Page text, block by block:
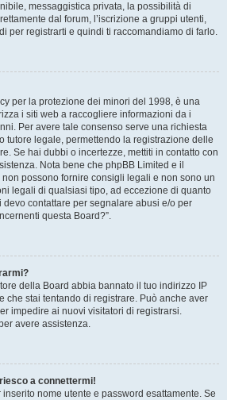
messaggistica privata, la possibilità di
dal forum, l’iscrizione a gruppi utenti,
per registrarti e quindi ti raccomandiamo di farlo.
per la protezione dei minori del 1998, è una
i siti web a raccogliere informazioni da i
Per avere tale consenso serve una richiesta
tutore legale, permettendo la registrazione delle
Se hai dubbi o incertezze, mettiti in contatto con
Nota bene che phpBB Limited e il
possono fornire consigli legali e non sono un
legali di qualsiasi tipo, ad eccezione di quanto
contattare per segnalare abusi e/o per
questa Board?”.
della Board abbia bannato il tuo indirizzo IP
che stai tentando di registrare. Può anche aver
impedire ai nuovi visitatori di registrarsi.
avere assistenza.
a connettermi!
nome utente e password esattamente. Se